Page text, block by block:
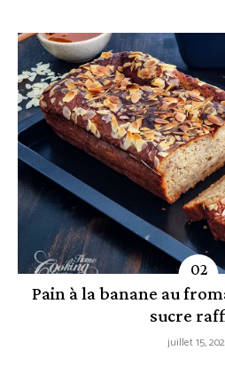
Pain à la banane au
sucre
juillet 15,